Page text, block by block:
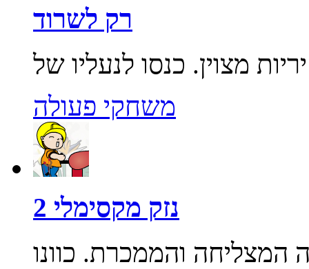
רק לשרוד
משחקי פעולה
נזק מקסימלי 2